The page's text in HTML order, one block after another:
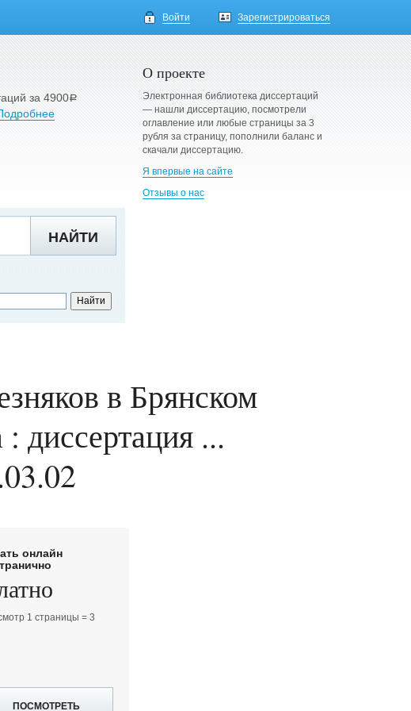
Войти Зарегистрироваться
за 4900a
О проекте
Электронная библиотека диссертаций
— нашли диссертацию, посмотрели
оглавление или любые страницы за 3
рубля за страницу, пополнили баланс и
скачали диссертацию.
Я впервые на сайте
Отзывы о нас
НАЙТИ
в Брянском
диссертация ...
онлайн
1 страницы = 3
ПОСМОТРЕТЬ